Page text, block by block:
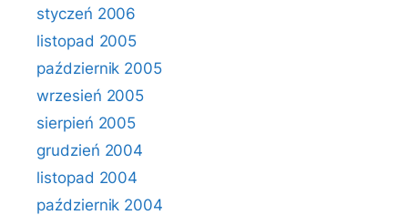
styczeń 2006
listopad 2005
październik 2005
wrzesień 2005
sierpień 2005
grudzień 2004
listopad 2004
październik 2004